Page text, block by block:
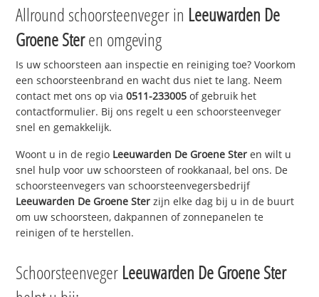
Allround schoorsteenveger in Leeuwarden De
Groene Steren omgeving
Is uw schoorsteen aan inspectie en reiniging toe? Voorkom
een schoorsteenbrand en wacht dus niet te lang. Neem
contact met ons op via0511-233005 of gebruik het
contactformulier. Bij ons regelt u een schoorsteenveger
snel en gemakkelijk.
Woont u in de regio Leeuwarden De Groene Ster en wilt u
snel hulp voor uw schoorsteen of rookkanaal, bel ons. De
schoorsteenvegers van schoorsteenvegersbedrijf
Leeuwarden De Groene Ster zijn elke dag bij u in de buurt
om uw schoorsteen, dakpannen of zonnepanelen te
reinigen of te herstellen.
Schoorsteenveger Leeuwarden De Groene Ster